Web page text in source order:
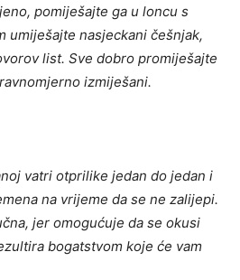
pomiješajte ga u loncu s
umiješajte nasjeckani češnjak,
list. Sve dobro promiješajte
izmiješani.
vatri otprilike jedan do jedan i
na vrijeme da se ne zalijepi.
jer omogućuje da se okusi
bogatstvom koje će vam